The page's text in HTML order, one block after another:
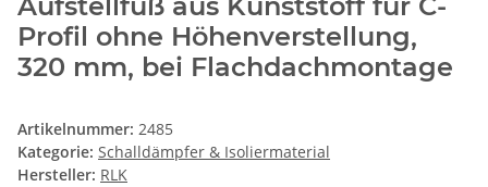
Profil ohne Höhenverstellung,
320 mm, bei Flachdachmontage
Artikelnummer: 2485
Kategorie: Schalldämpfer & Isoliermaterial
Hersteller: RLK